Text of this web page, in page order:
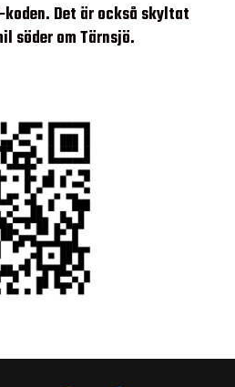
Det är också skyltat
söder om Tärnsjö.